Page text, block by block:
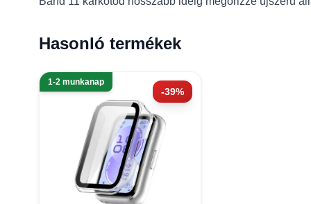
Hasonló termékek
-39%
1-2 munkanap